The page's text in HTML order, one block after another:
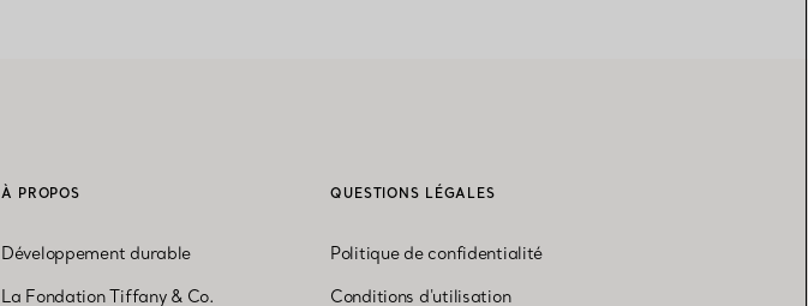
À PROPOS
Développement durable
La Fondation Tiffany & Co.
QUESTIONS LÉGALES
Politique de confidentialité
Conditions d'utilisation